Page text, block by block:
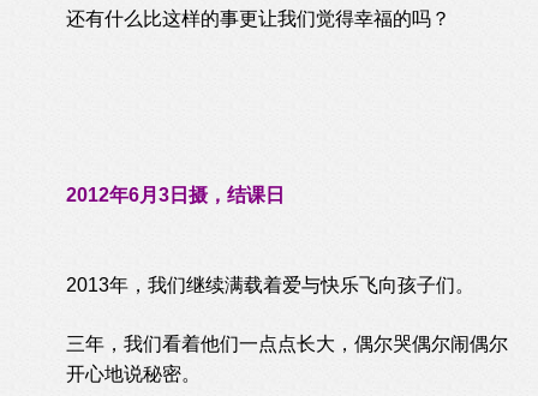
还有什么比这样的事更让我们觉得幸福的吗？
2012年6月3日摄，结课日
2013年，我们继续满载着爱与快乐飞向孩子们。
三年，我们看着他们一点点长大，偶尔哭偶尔闹偶尔
开心地说秘密。